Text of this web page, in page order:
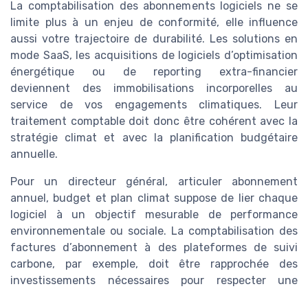
La comptabilisation des abonnements logiciels ne se
limite plus à un enjeu de conformité, elle influence
aussi votre trajectoire de durabilité. Les solutions en
mode SaaS, les acquisitions de logiciels d’optimisation
énergétique ou de reporting extra-financier
deviennent des immobilisations incorporelles au
service de vos engagements climatiques. Leur
traitement comptable doit donc être cohérent avec la
stratégie climat et avec la planification budgétaire
annuelle.
Pour un directeur général, articuler abonnement
annuel, budget et plan climat suppose de lier chaque
logiciel à un objectif mesurable de performance
environnementale ou sociale. La comptabilisation des
factures d’abonnement à des plateformes de suivi
carbone, par exemple, doit être rapprochée des
investissements nécessaires pour respecter une